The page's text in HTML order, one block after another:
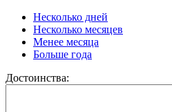
Несколько дней
Несколько месяцев
Менее месяца
Больше года
Достоинства: